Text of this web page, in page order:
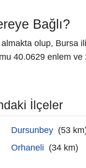
Bağlı?
olup, Bursa
40.0629 enlem
İlçeler
Dursunbey (53
Orhaneli (34 km)